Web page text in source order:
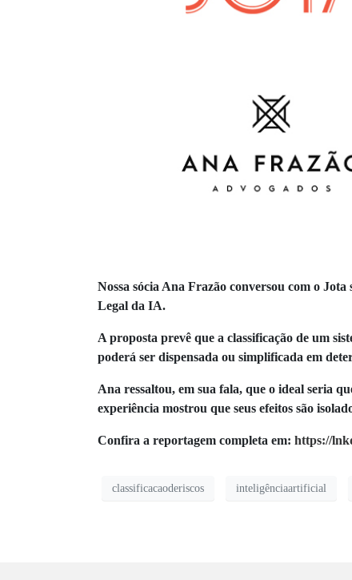
Nossa sócia Ana Frazão conversou com o
Legal da IA.
A proposta prevê que a classificação de um
poderá ser dispensada ou simplificada em
Ana ressaltou, em sua fala, que o ideal seria
experiência mostrou que seus efeitos são
Confira a reportagem completa em: https://
classificacaoderiscos inteligênciaartificial